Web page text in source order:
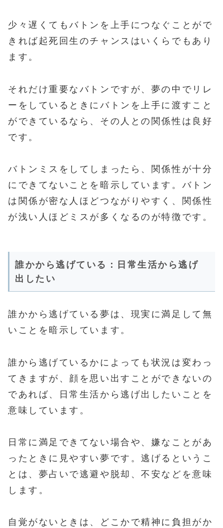
少々遅くてもバトンを上手につなぐことがで
きれば起死回生のチャンスはいくらでもあり
ます。
それだけ重要なバトンですが、夢の中でリレ
ーをしているときにバトンを上手に渡すこと
ができているなら、その人との関係性は良好
です。
バトンミスをしてしまったら、関係性が十分
にできてないことを暗示しています。バトン
は関係が密な人ほどつながりやすく、関係性
が浅い人ほどミスが多くなるのが特徴です。
誰かから逃げている：日常生活から逃げ
出したい
誰かから逃げている夢は、現実に満足して無
いことを暗示しています。
誰から逃げているかによっても状況は変わっ
てきますが、顔を思い出すことができないの
であれば、日常生活から逃げ出したいことを
意味しています。
日常に満足できてない場合や、嫌なことがあ
ったときに見やすい夢です。逃げるというこ
とは、夢占いで逃避や脱却、不安などを意味
します。
自覚がないときは、どこかで精神に負担がか